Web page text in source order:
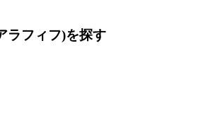
ラフィフ)を探す